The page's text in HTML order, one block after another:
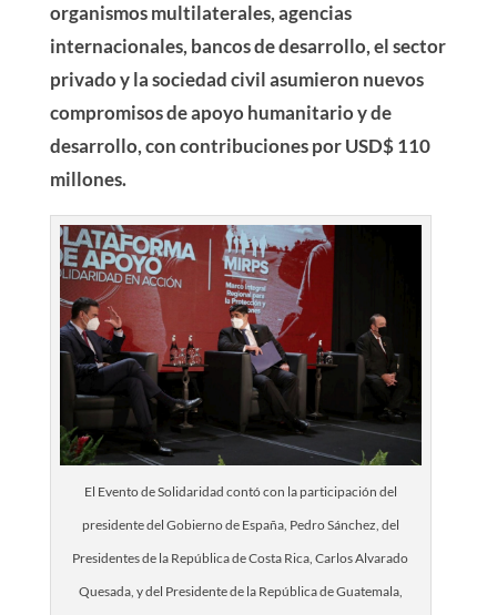
organismos multilaterales, agencias
internacionales, bancos de desarrollo, el sector
privado y la sociedad civil asumieron nuevos
compromisos de apoyo humanitario y de
desarrollo, con contribuciones por USD$ 110
millones.
El Evento de Solidaridad contó con la participación del
presidente del Gobierno de España, Pedro Sánchez, del
Presidentes de la República de Costa Rica, Carlos Alvarado
Quesada, y del Presidente de la República de Guatemala,